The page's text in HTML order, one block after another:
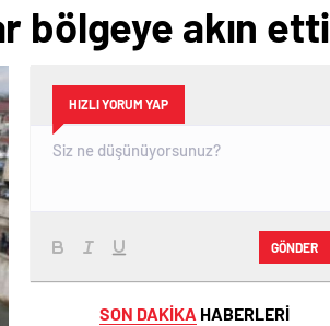
bölgeye akın etti
HIZLI YORUM YAP
GÖNDER
SON DAKİKA HABERLERİ